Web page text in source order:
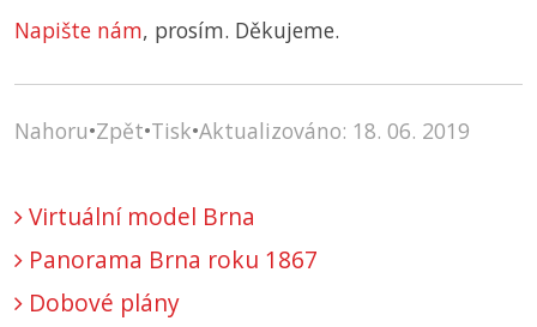
Napište nám, prosím. Děkujeme.
Nahoru•Zpět•Tisk•Aktualizováno: 18. 06. 2019
Virtuální model Brna
Panorama Brna roku 1867
Dobové plány